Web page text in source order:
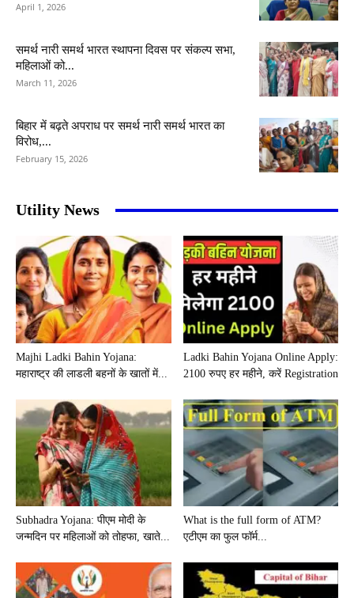
April 1, 2026
समर्थ नारी समर्थ भारत स्थापना दिवस पर संकल्प सभा,
महिलाओं को...
March 11, 2026
बिहार में बढ़ते अपराध पर समर्थ नारी समर्थ भारत का
विरोध,...
February 15, 2026
Utility News
Majhi Ladki Bahin Yojana:
महाराष्ट्र की लाडली बहनों के खातों में...
Ladki Bahin Yojana Online Apply:
2100 रुपए हर महीने, करें Registration
Subhadra Yojana: पीएम मोदी के
जन्मदिन पर महिलाओं को तोहफा, खाते...
What is the full form of ATM?
एटीएम का फुल फॉर्म...